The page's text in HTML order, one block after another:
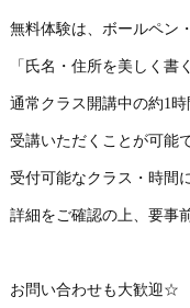
無料体験は、ボールペン
「氏名・住所を美しく書
通常クラス開講中の約1時
受講いただくことが可能
受付可能なクラス・時間
詳細をご確認の上、要事
お問い合わせも大歓迎☆